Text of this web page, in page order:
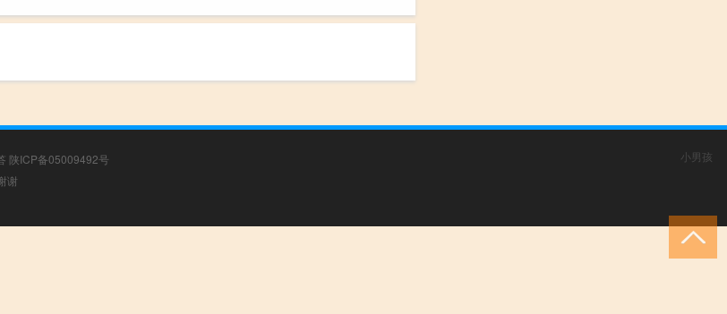
陕ICP备05009492号
谢
小男孩